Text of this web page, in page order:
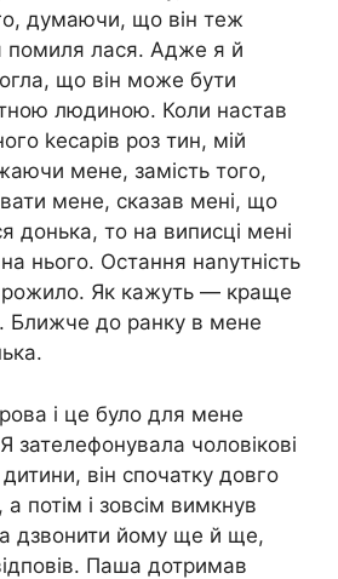
думаючи, що він теж
помиля лася. Адже я й
що він може бути
людиною. Коли настав
kесарів роз тин, мій
мене, замість того,
мене, сказав мені, що
донька, то на виписці мені
нього. Остання наnутність
Як кажуть — краще
Ближче до ранку в мене
і це було для мене
зателефонувала чоловікові
він спочатку довго
потім і зовсім вимкнув
дзвонити йому ще й ще,
Паша дотримав